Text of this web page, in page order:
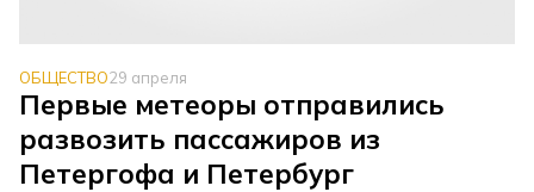
ОБЩЕСТВО29 апреля
Первые метеоры отправились
развозить пассажиров из
Петергофа и Петербург